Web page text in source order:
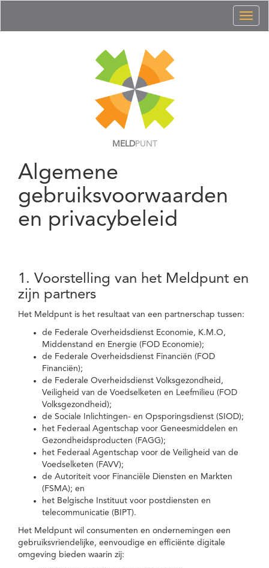
MELDPUNT
Algemene
gebruiksvoorwaarden
en privacybeleid
1. Voorstelling van het Meldpunt en
zijn partners
Het Meldpunt is het resultaat van een partnerschap tussen:
de Federale Overheidsdienst Economie, K.M.O,
Middenstand en Energie (FOD Economie);
de Federale Overheidsdienst Financiën (FOD
Financiën);
de Federale Overheidsdienst Volksgezondheid,
Veiligheid van de Voedselketen en Leefmilieu (FOD
Volksgezondheid);
de Sociale Inlichtingen- en Opsporingsdienst (SIOD);
het Federaal Agentschap voor Geneesmiddelen en
Gezondheidsproducten (FAGG);
het Federaal Agentschap voor de Veiligheid van de
Voedselketen (FAVV);
de Autoriteit voor Financiële Diensten en Markten
(FSMA); en
het Belgische Instituut voor postdiensten en
telecommunicatie (BIPT).
Het Meldpunt wil consumenten en ondernemingen een
gebruiksvriendelijke, eenvoudige en efficiënte digitale
omgeving bieden waarin zij: